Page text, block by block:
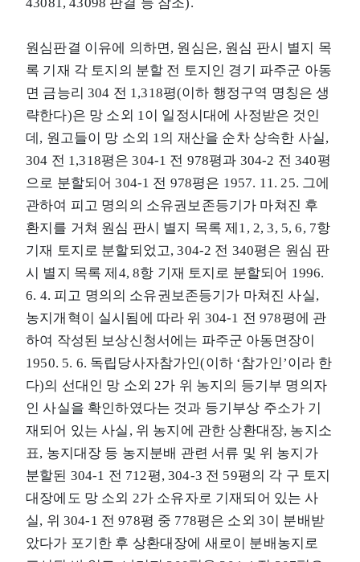
원심판결 이유에 의하면, 원심은, 원심 판시 별지 목
록 기재 각 토지의 분할 전 토지인 경기 파주군 아동
면 금능리 304 전 1,318평(이하 행정구역 명칭은 생
략한다)은 망 소외 1이 일정시대에 사정받은 것인
데, 원고들이 망 소외 1의 재산을 순차 상속한 사실,
304 전 1,318평은 304-1 전 978평과 304-2 전 340평
으로 분할되어 304-1 전 978평은 1957. 11. 25. 그에
관하여 피고 명의의 소유권보존등기가 마쳐진 후
환지를 거쳐 원심 판시 별지 목록 제1, 2, 3, 5, 6, 7항
기재 토지로 분할되었고, 304-2 전 340평은 원심 판
시 별지 목록 제4, 8항 기재 토지로 분할되어 1996.
6. 4. 피고 명의의 소유권보존등기가 마쳐진 사실,
농지개혁이 실시됨에 따라 위 304-1 전 978평에 관
하여 작성된 보상신청서에는 파주군 아동면장이
1950. 5. 6. 독립당사자참가인(이하 ‘참가인’이라 한
다)의 선대인 망 소외 2가 위 농지의 등기부 명의자
인 사실을 확인하였다는 것과 등기부상 주소가 기
재되어 있는 사실, 위 농지에 관한 상환대장, 농지소
표, 농지대장 등 농지분배 관련 서류 및 위 농지가
분할된 304-1 전 712평, 304-3 전 59평의 각 구 토지
대장에도 망 소외 2가 소유자로 기재되어 있는 사
실, 위 304-1 전 978평 중 778평은 소외 3이 분배받
았다가 포기한 후 상환대장에 새로이 분배농지로